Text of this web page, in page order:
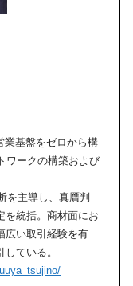
業基盤をゼロから構
ワークの構築および
を主導し、真贋判
を統括。商材面にお
広い取引経験を有
ている。